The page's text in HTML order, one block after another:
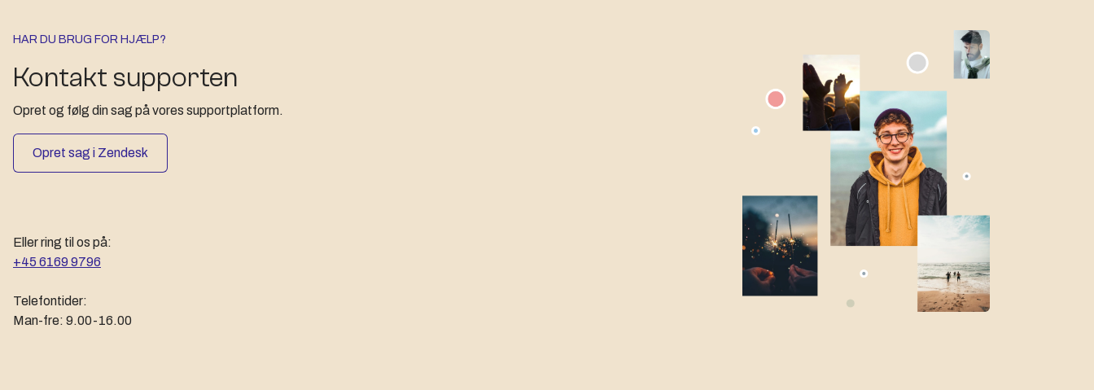
HAR DU BRUG FOR HJÆLP?
Kontakt supporten
Opret og følg din sag på vores supportplatform.
Opret sag i Zendesk
Eller ring til os på:
+45 6169 9796
Telefontider:
Man-fre: 9.00-16.00